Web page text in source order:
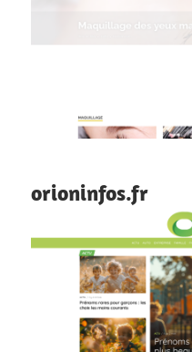
orioninfos.fr